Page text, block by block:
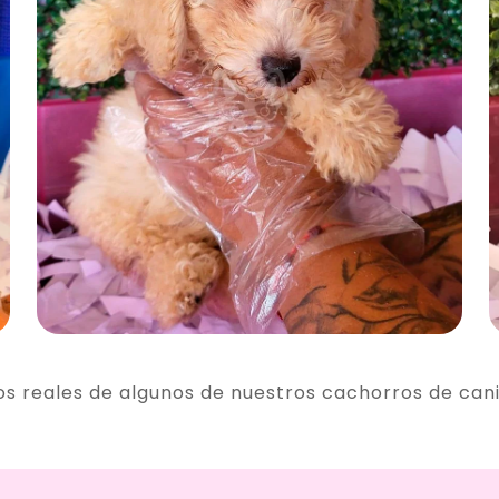
reales de algunos de nuestros cachorros de